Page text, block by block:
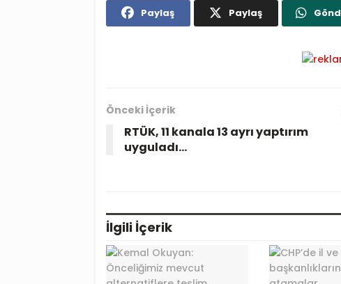
Paylaş Paylaş
Önceki İçerik
RTÜK, 11 kanala 13 ayrı yaptırım
uyguladı…
İlgili İçerik